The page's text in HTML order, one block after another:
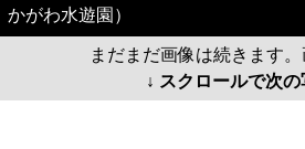
かがわ水遊園）
まだまだ画像は続きます。
↓ スクロールで次の